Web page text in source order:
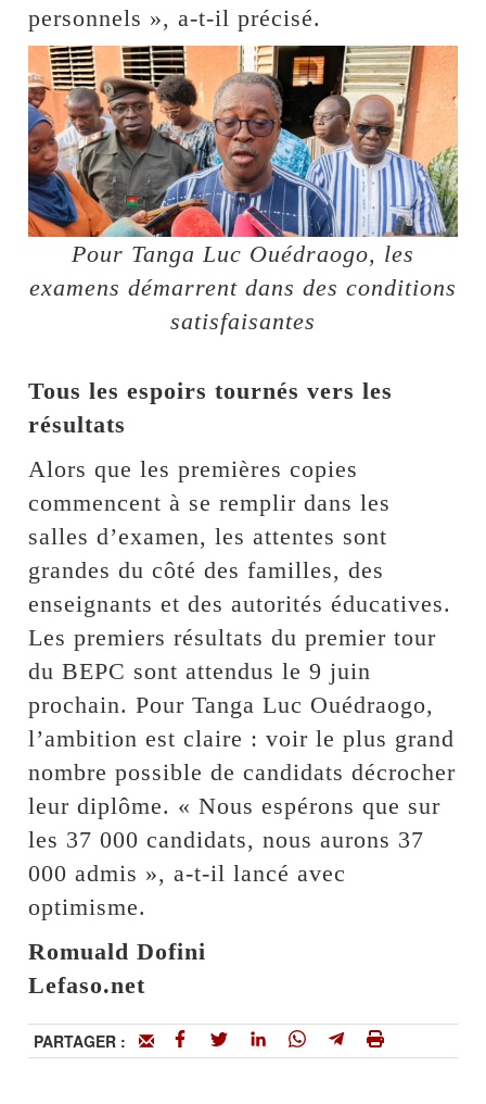
personnels », a-t-il précisé.
Pour Tanga Luc Ouédraogo, les
examens démarrent dans des conditions
satisfaisantes
Tous les espoirs tournés vers les
résultats
Alors que les premières copies
commencent à se remplir dans les
salles d’examen, les attentes sont
grandes du côté des familles, des
enseignants et des autorités éducatives.
Les premiers résultats du premier tour
du BEPC sont attendus le 9 juin
prochain. Pour Tanga Luc Ouédraogo,
l’ambition est claire : voir le plus grand
nombre possible de candidats décrocher
leur diplôme. « Nous espérons que sur
les 37 000 candidats, nous aurons 37
000 admis », a-t-il lancé avec
optimisme.
Romuald Dofini
Lefaso.net
PARTAGER :